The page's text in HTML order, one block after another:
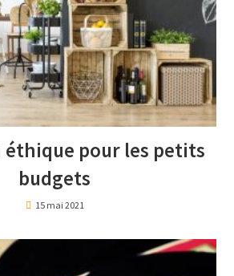
éthique pour les petits
budgets
15 mai 2021